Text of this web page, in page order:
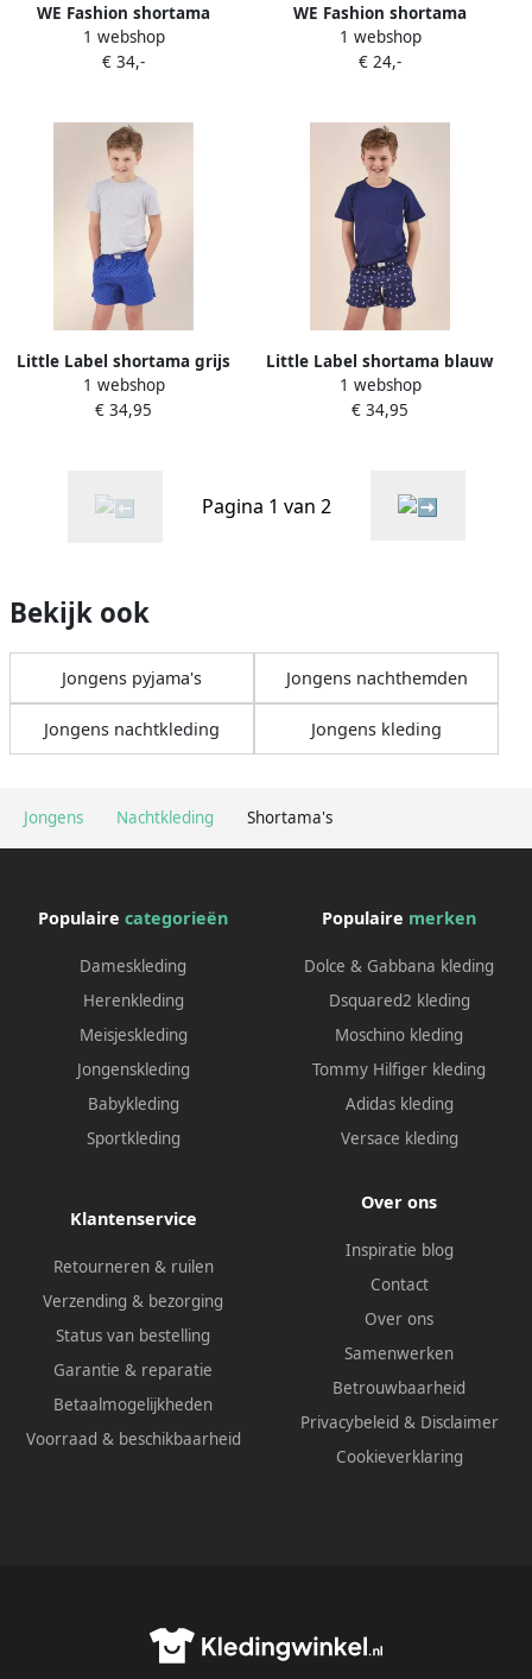
Jongens Nachtkleding Shortama's
WE Fashion shortama
donkerblauw (set van 2)
1 webshop
€ 34,-
WE Fashion shortama
marineblauw
1 webshop
€ 24,-
Little Label shortama grijs
blauw
1 webshop
€ 34,95
Little Label shortama blauw
1 webshop
€ 34,95
Pagina 1 van 2
Bekijk ook
Jongens pyjama's Jongens nachthemden
Jongens nachtkleding Jongens kleding
Populaire categorieën
Dameskleding
Herenkleding
Meisjeskleding
Jongenskleding
Babykleding
Sportkleding
Populaire merken
Dolce & Gabbana kleding
Dsquared2 kleding
Moschino kleding
Tommy Hilfiger kleding
Adidas kleding
Versace kleding
Klantenservice
Retourneren & ruilen
Verzending & bezorging
Status van bestelling
Garantie & reparatie
Betaalmogelijkheden
Voorraad & beschikbaarheid
Over ons
Inspiratie blog
Contact
Over ons
Samenwerken
Betrouwbaarheid
Privacybeleid & Disclaimer
Cookieverklaring